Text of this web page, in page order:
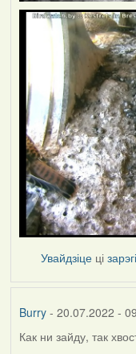
Увайдзіце ці
Burry- 20.07.2022 -
Как ни зайду, так